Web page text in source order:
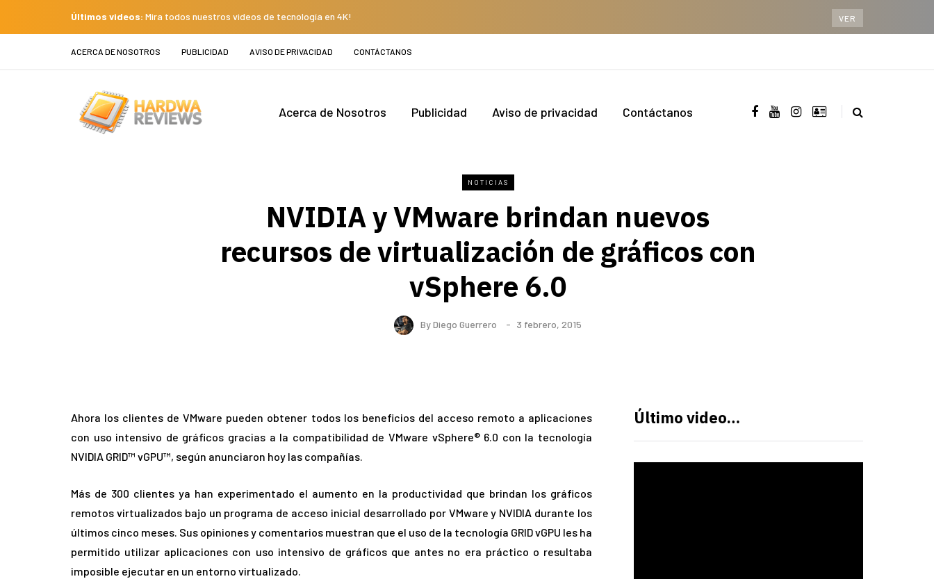
Últimos videos: Mira todos nuestros videos de tecnología en 4K! VER
ACERCA DE NOSOTROS PUBLICIDAD AVISO DE PRIVACIDAD CONTÁCTANOS
Acerca de Nosotros Publicidad Aviso de privacidad Contáctanos
NOTICIAS
NVIDIA y VMware brindan nuevos
recursos de virtualización de gráficos con
vSphere 6.0
ByDiego Guerrero 3 febrero, 2015
Ahora los clientes de VMware pueden obtener todos los beneficios del acceso remoto a aplicaciones
con uso intensivo de gráficos gracias a la compatibilidad de VMware vSphere® 6.0 con la tecnología
NVIDIA GRID™ vGPU™, según anunciaron hoy las compañías.
Más de 300 clientes ya han experimentado el aumento en la productividad que brindan los gráficos
remotos virtualizados bajo un programa de acceso inicial desarrollado por VMware y NVIDIA durante los
últimos cinco meses. Sus opiniones y comentarios muestran que el uso de la tecnología GRID vGPU les ha
permitido utilizar aplicaciones con uso intensivo de gráficos que antes no era práctico o resultaba
imposible ejecutar en un entorno virtualizado.
Último video…